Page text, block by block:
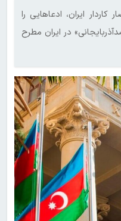
کاردار ایران، ادعاهایی را
در ایران مطرح